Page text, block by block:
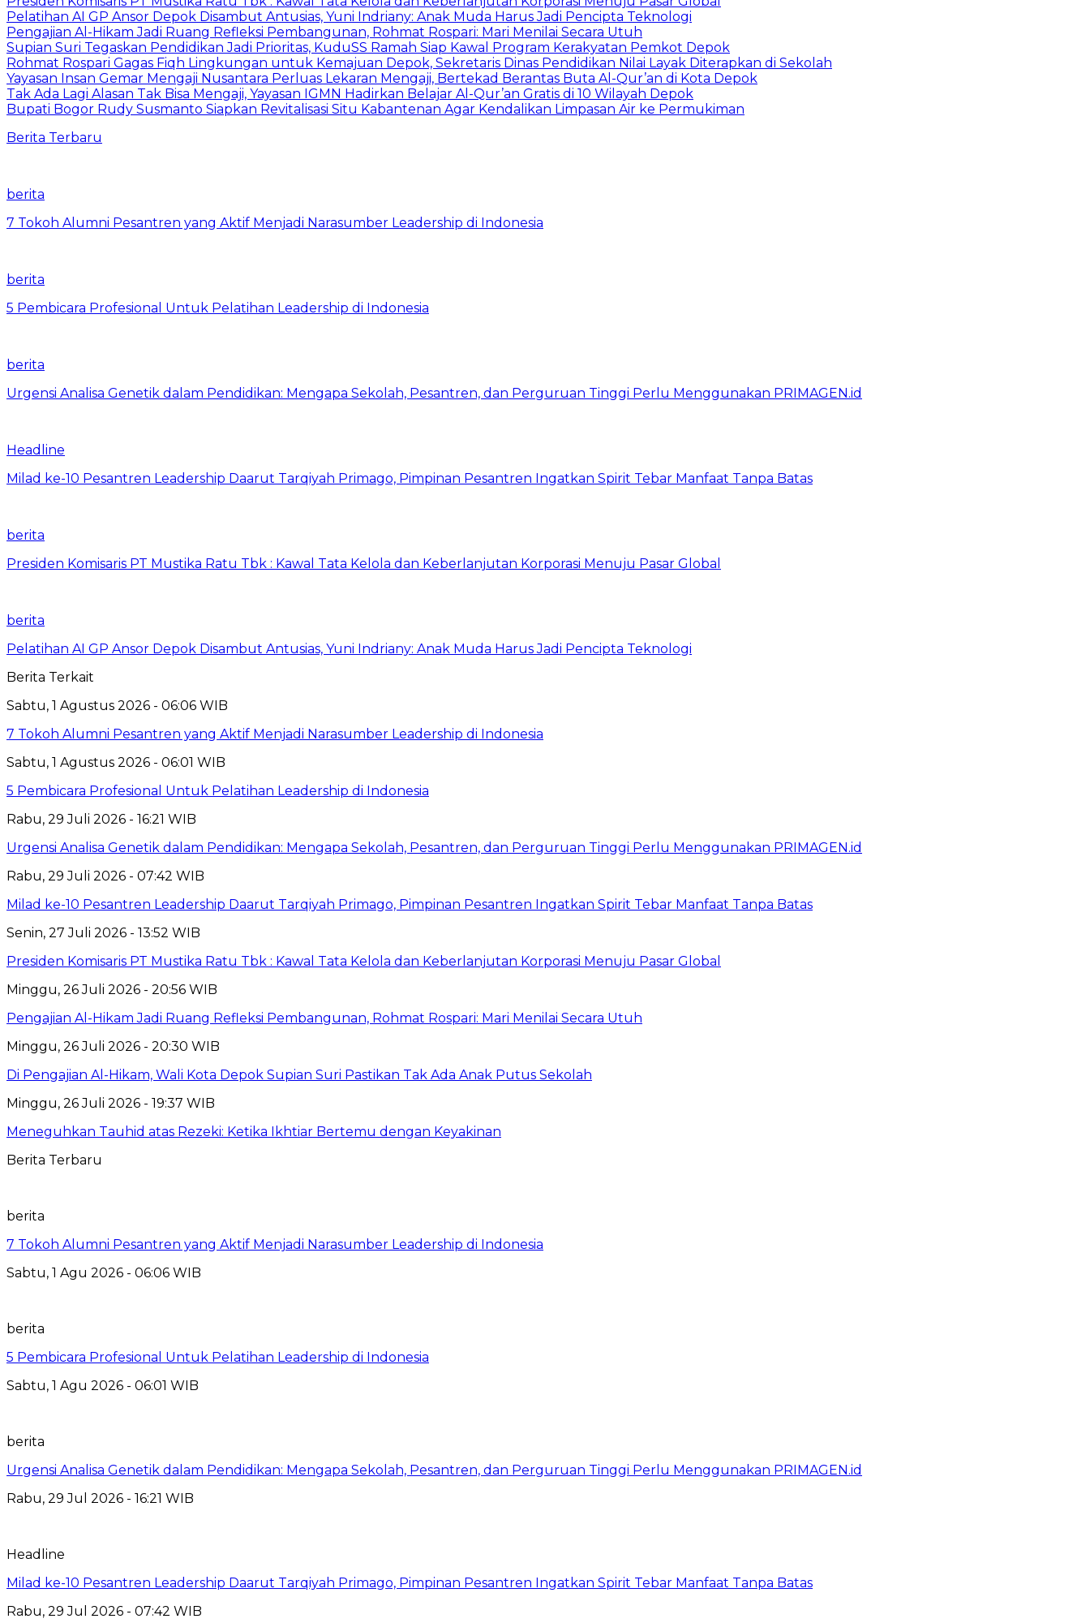
Pelatihan AI GP Ansor Depok Disambut Antusias, Yuni Indriany: Anak Muda Harus Jadi Pencipta Teknologi
Pengajian Al-Hikam Jadi Ruang Refleksi Pembangunan, Rohmat Rospari: Mari Menilai Secara Utuh
Supian Suri Tegaskan Pendidikan Jadi Prioritas, KuduSS Ramah Siap Kawal Program Kerakyatan Pemkot Depok
Rohmat Rospari Gagas Fiqh Lingkungan untuk Kemajuan Depok, Sekretaris Dinas Pendidikan Nilai Layak Diterapkan di Sekolah
Yayasan Insan Gemar Mengaji Nusantara Perluas Lekaran Mengaji, Bertekad Berantas Buta Al-Qur’an di Kota Depok
Tak Ada Lagi Alasan Tak Bisa Mengaji, Yayasan IGMN Hadirkan Belajar Al-Qur’an Gratis di 10 Wilayah Depok
Bupati Bogor Rudy Susmanto Siapkan Revitalisasi Situ Kabantenan Agar Kendalikan Limpasan Air ke Permukiman
Berita Terbaru
berita
7 Tokoh Alumni Pesantren yang Aktif Menjadi Narasumber Leadership di Indonesia
berita
5 Pembicara Profesional Untuk Pelatihan Leadership di Indonesia
berita
Urgensi Analisa Genetik dalam Pendidikan: Mengapa Sekolah, Pesantren, dan Perguruan Tinggi Perlu Menggunakan PRIMAGEN.id
Headline
Milad ke-10 Pesantren Leadership Daarut Tarqiyah Primago, Pimpinan Pesantren Ingatkan Spirit Tebar Manfaat Tanpa Batas
berita
Presiden Komisaris PT Mustika Ratu Tbk : Kawal Tata Kelola dan Keberlanjutan Korporasi Menuju Pasar Global
berita
Pelatihan AI GP Ansor Depok Disambut Antusias, Yuni Indriany: Anak Muda Harus Jadi Pencipta Teknologi
Berita Terkait
Sabtu, 1 Agustus 2026 - 06:06 WIB
7 Tokoh Alumni Pesantren yang Aktif Menjadi Narasumber Leadership di Indonesia
Sabtu, 1 Agustus 2026 - 06:01 WIB
5 Pembicara Profesional Untuk Pelatihan Leadership di Indonesia
Rabu, 29 Juli 2026 - 16:21 WIB
Urgensi Analisa Genetik dalam Pendidikan: Mengapa Sekolah, Pesantren, dan Perguruan Tinggi Perlu Menggunakan PRIMAGEN.id
Rabu, 29 Juli 2026 - 07:42 WIB
Milad ke-10 Pesantren Leadership Daarut Tarqiyah Primago, Pimpinan Pesantren Ingatkan Spirit Tebar Manfaat Tanpa Batas
Senin, 27 Juli 2026 - 13:52 WIB
Presiden Komisaris PT Mustika Ratu Tbk : Kawal Tata Kelola dan Keberlanjutan Korporasi Menuju Pasar Global
Minggu, 26 Juli 2026 - 20:56 WIB
Pengajian Al-Hikam Jadi Ruang Refleksi Pembangunan, Rohmat Rospari: Mari Menilai Secara Utuh
Minggu, 26 Juli 2026 - 20:30 WIB
Di Pengajian Al-Hikam, Wali Kota Depok Supian Suri Pastikan Tak Ada Anak Putus Sekolah
Minggu, 26 Juli 2026 - 19:37 WIB
Meneguhkan Tauhid atas Rezeki: Ketika Ikhtiar Bertemu dengan Keyakinan
Berita Terbaru
berita
7 Tokoh Alumni Pesantren yang Aktif Menjadi Narasumber Leadership di Indonesia
Sabtu, 1 Agu 2026 - 06:06 WIB
berita
5 Pembicara Profesional Untuk Pelatihan Leadership di Indonesia
Sabtu, 1 Agu 2026 - 06:01 WIB
berita
Urgensi Analisa Genetik dalam Pendidikan: Mengapa Sekolah, Pesantren, dan Perguruan Tinggi Perlu Menggunakan PRIMAGEN.id
Rabu, 29 Jul 2026 - 16:21 WIB
Headline
Milad ke-10 Pesantren Leadership Daarut Tarqiyah Primago, Pimpinan Pesantren Ingatkan Spirit Tebar Manfaat Tanpa Batas
Rabu, 29 Jul 2026 - 07:42 WIB